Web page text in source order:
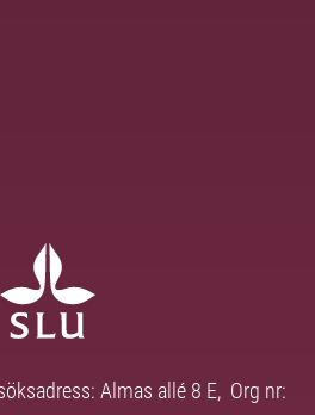
Almas allé 8 E, Org nr: